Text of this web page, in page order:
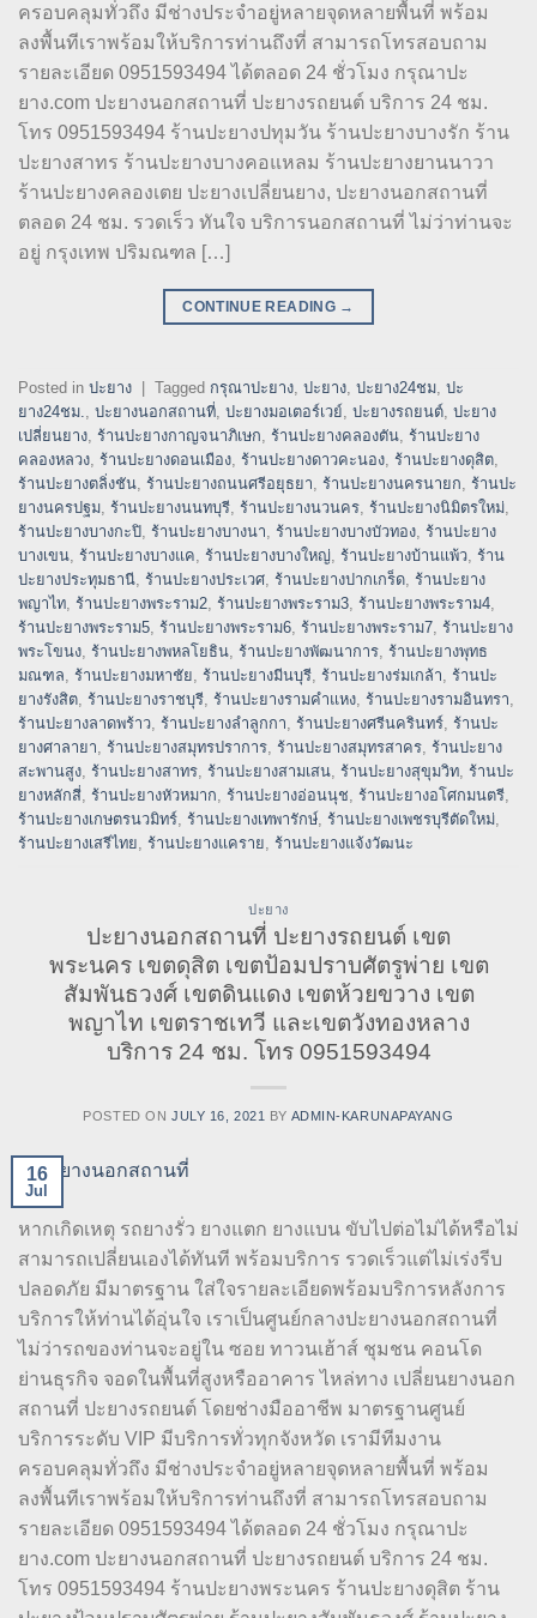
ครอบคลุมทั่วถึง มีช่างประจำอยู่หลายจุดหลายพื้นที่ พร้อม
ลงพื้นทีเราพร้อมให้บริการท่านถึงที่ สามารถโทรสอบถาม
รายละเอียด 0951593494 ได้ตลอด 24 ชั่วโมง กรุณาปะ
ยาง.com ปะยางนอกสถานที่ ปะยางรถยนต์ บริการ 24 ชม.
โทร 0951593494 ร้านปะยางปทุมวัน ร้านปะยางบางรัก ร้าน
ปะยางสาทร ร้านปะยางบางคอแหลม ร้านปะยางยานนาวา
ร้านปะยางคลองเตย ปะยางเปลี่ยนยาง, ปะยางนอกสถานที่
ตลอด 24 ชม. รวดเร็ว ทันใจ บริการนอกสถานที่ ไม่ว่าท่านจะ
อยู่ กรุงเทพ ปริมณฑล […]
CONTINUE READING →
Posted in ปะยาง Tagged กรุณาปะยาง, ปะยาง, ปะยาง24ชม, ปะ
ยาง24ชม., ปะยางนอกสถานที่, ปะยางมอเตอร์เวย์, ปะยางรถยนต์, ปะยาง
เปลี่ยนยาง, ร้านปะยางกาญจนาภิเษก, ร้านปะยางคลองตัน, ร้านปะยาง
คลองหลวง, ร้านปะยางดอนเมือง, ร้านปะยางดาวคะนอง, ร้านปะยางดุสิต,
ร้านปะยางตลิ่งชัน, ร้านปะยางถนนศรีอยุธยา, ร้านปะยางนครนายก, ร้านปะ
ยางนครปฐม, ร้านปะยางนนทบุรี, ร้านปะยางนวนคร, ร้านปะยางนิมิตรใหม่,
ร้านปะยางบางกะปิ, ร้านปะยางบางนา, ร้านปะยางบางบัวทอง, ร้านปะยาง
บางเขน, ร้านปะยางบางแค, ร้านปะยางบางใหญ่, ร้านปะยางบ้านแพ้ว, ร้าน
ปะยางประทุมธานี, ร้านปะยางประเวศ, ร้านปะยางปากเกร็ด, ร้านปะยาง
พญาไท, ร้านปะยางพระราม2, ร้านปะยางพระราม3, ร้านปะยางพระราม4,
ร้านปะยางพระราม5, ร้านปะยางพระราม6, ร้านปะยางพระราม7, ร้านปะยาง
พระโขนง, ร้านปะยางพหลโยธิน, ร้านปะยางพัฒนาการ, ร้านปะยางพุทธ
มณฑล, ร้านปะยางมหาชัย, ร้านปะยางมีนบุรี, ร้านปะยางร่มเกล้า, ร้านปะ
ยางรังสิต, ร้านปะยางราชบุรี, ร้านปะยางรามคำแหง, ร้านปะยางรามอินทรา,
ร้านปะยางลาดพร้าว, ร้านปะยางลำลูกกา, ร้านปะยางศรีนครินทร์, ร้านปะ
ยางศาลายา, ร้านปะยางสมุทรปราการ, ร้านปะยางสมุทรสาคร, ร้านปะยาง
สะพานสูง, ร้านปะยางสาทร, ร้านปะยางสามเสน, ร้านปะยางสุขุมวิท, ร้านปะ
ยางหลักสี่, ร้านปะยางหัวหมาก, ร้านปะยางอ่อนนุช, ร้านปะยางอโศกมนตรี,
ร้านปะยางเกษตรนวมิทร์, ร้านปะยางเทพารักษ์, ร้านปะยางเพชรบุรีตัดใหม่,
ร้านปะยางเสรีไทย, ร้านปะยางแคราย, ร้านปะยางแจ้งวัฒนะ
ปะยาง
ปะยางนอกสถานที่ ปะยางรถยนต์ เขต
พระนคร เขตดุสิต เขตป้อมปราบศัตรูพ่าย เขต
สัมพันธวงศ์ เขตดินแดง เขตห้วยขวาง เขต
พญาไท เขตราชเทวี และเขตวังทองหลาง
บริการ 24 ชม. โทร 0951593494
POSTED ON JULY 16, 2021 BY ADMIN-KARUNAPAYANG
16
Jul
หากเกิดเหตุ รถยางรั่ว ยางแตก ยางแบน ขับไปต่อไม่ได้หรือไม่
สามารถเปลี่ยนเองได้ทันที พร้อมบริการ รวดเร็วแต่ไม่เร่งรีบ
ปลอดภัย มีมาตรฐาน ใส่ใจรายละเอียดพร้อมบริการหลังการ
บริการให้ท่านได้อุ่นใจ เราเป็นศูนย์กลางปะยางนอกสถานที่
ไม่ว่ารถของท่านจะอยู่ใน ซอย ทาวนเฮ้าส์ ชุมชน คอนโด
ย่านธุรกิจ จอดในพื้นที่สูงหรืออาคาร ไหล่ทาง เปลี่ยนยางนอก
สถานที่ ปะยางรถยนต์ โดยช่างมืออาชีพ มาตรฐานศูนย์
บริการระดับ VIP มีบริการทั่วทุกจังหวัด เรามีทีมงาน
ครอบคลุมทั่วถึง มีช่างประจำอยู่หลายจุดหลายพื้นที่ พร้อม
ลงพื้นทีเราพร้อมให้บริการท่านถึงที่ สามารถโทรสอบถาม
รายละเอียด 0951593494 ได้ตลอด 24 ชั่วโมง กรุณาปะ
ยาง.com ปะยางนอกสถานที่ ปะยางรถยนต์ บริการ 24 ชม.
โทร 0951593494 ร้านปะยางพระนคร ร้านปะยางดุสิต ร้าน